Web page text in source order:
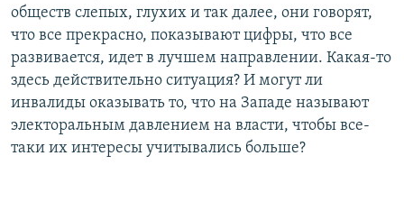
обществ слепых, глухих и так далее, они говорят,
что все прекрасно, показывают цифры, что все
развивается, идет в лучшем направлении. Какая-то
здесь действительно ситуация? И могут ли
инвалиды оказывать то, что на Западе называют
электоральным давлением на власти, чтобы все-
таки их интересы учитывались больше?